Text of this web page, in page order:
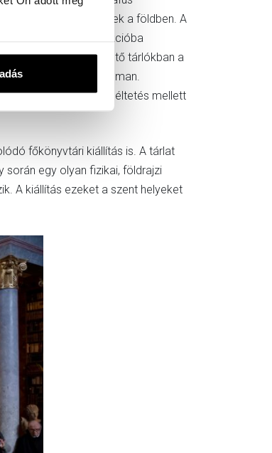
lelőhelye, kövek a földben. A
vágyaik szerint kollekcióba
Az egymást követő tárlókban a
hangolják össze finoman.
az okítás és a szemléltetés mellett
főkönyvtári kiállítás is. A tárlat
során egy olyan fizikai, földrajzi
A kiállítás ezeket a szent helyeket